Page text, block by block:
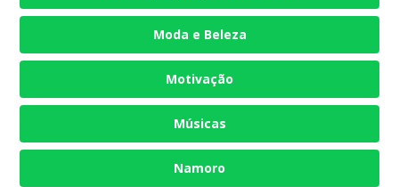
Moda e Beleza
Motivação
Músicas
Namoro